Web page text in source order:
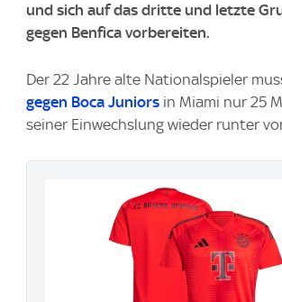
und sich auf das dritte und letzte
gegen Benfica vorbereiten.
Der 22 Jahre alte Nationalspieler
gegen Boca Juniors in Miami nur 25
seiner Einwechslung wieder runter